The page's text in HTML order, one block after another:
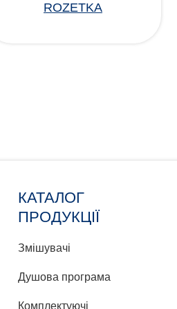
ROZETKA
КАТАЛОГ
ПРОДУКЦІЇ
Змішувачі
Душова програма
Комплектуючі